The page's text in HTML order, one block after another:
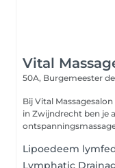
Vital
50A, Burgemeester
Bij Vital
in Zwijndrecht ben je
Lipoedeem
Lymphatic